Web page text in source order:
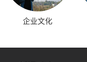
企业文化